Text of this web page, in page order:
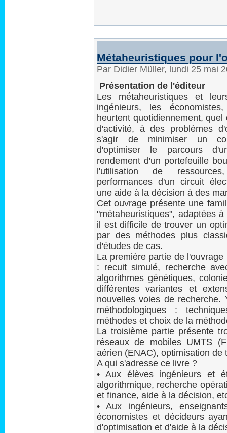
Métaheuristiques pour
Par Didier Müller, lundi 25 mai
Présentation de l'éditeur
Les métaheuristiques et
ingénieurs, les
heurtent quotidiennement,
d'activité, à des problèmes
s'agir de minimiser un
d'optimiser le parcours
rendement d'un portefeuille
l'utilisation de
performances d'un circuit
une aide à la décision à des
Cet ouvrage présente une
"métaheuristiques", adaptées
il est difficile de trouver un
par des méthodes plus
d'études de cas.
La première partie de
: recuit simulé, recherche
algorithmes génétiques,
différentes variantes et
nouvelles voies de recherche.
méthodologiques :
méthodes et choix de la
La troisième partie présente
réseaux de mobiles UMTS
aérien (ENAC), optimisation
A qui s'adresse ce livre ?
• Aux élèves ingénieurs et
algorithmique, recherche
et finance, aide à la décision,
• Aux ingénieurs,
économistes et décideurs
d'optimisation et d'aide à la